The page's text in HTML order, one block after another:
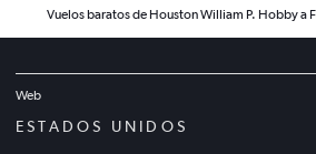
Vuelos baratos de Houston William P. Hobby a
Web
ESTADOS UNIDOS